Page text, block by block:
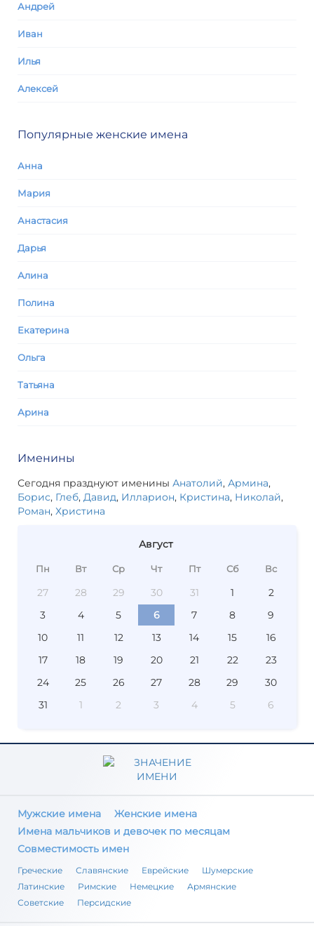
Андрей
Иван
Илья
Алексей
Популярные женские имена
Анна
Мария
Анастасия
Дарья
Алина
Полина
Екатерина
Ольга
Татьяна
Арина
Именины
Сегодня празднуют именины Анатолий, Армина,
Борис, Глеб, Давид, Илларион, Кристина, Николай,
Роман, Христина
Август
Пн Вт Ср Чт Пт Сб Вс
27 28 29 30 31 1
2
3
4 5 6 7 8
9
10
11 12 13 14 15
16
17
18 19 20 21 22
23
24
25 26 27 28 29
30
31
1 2 3 4 5 6
Мужские имена
Женские имена
Имена мальчиков и девочек по месяцам
Совместимость имен
Греческие Славянские Еврейские
Шумерские
Латинские
Римские Немецкие
Армянские
Советские
Персидские